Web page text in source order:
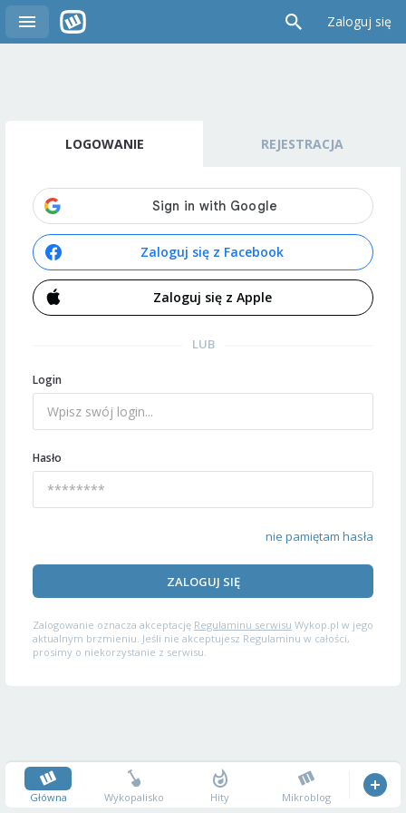
Zaloguj się
LOGOWANIE REJESTRACJA
Zaloguj się z Facebook
Zaloguj się z Apple
LUB
Login
Hasło
nie pamiętam hasła
ZALOGUJ SIĘ
Zalogowanie oznacza akceptację Regulaminu serwisu Wykop.pl w jego
aktualnym brzmieniu. Jeśli nie akceptujesz Regulaminu w całości,
prosimy o niekorzystanie z serwisu.
Główna Wykopalisko Hity Mikroblog